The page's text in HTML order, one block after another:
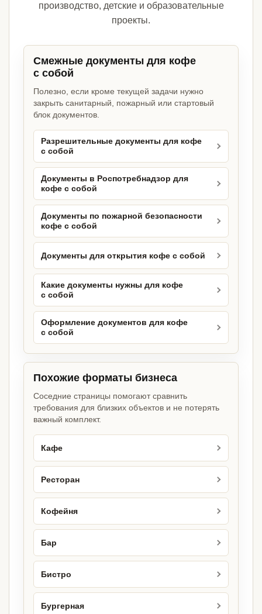
производство, детские и образовательные
проекты.
Смежные документы для кофе
с собой
Полезно, если кроме текущей задачи нужно
закрыть санитарный, пожарный или стартовый
блок документов.
Разрешительные документы для кофе
с собой
Документы в Роспотребнадзор для
кофе с собой
Документы по пожарной безопасности
кофе с собой
Документы для открытия кофе с собой
Какие документы нужны для кофе
с собой
Оформление документов для кофе
с собой
Похожие форматы бизнеса
Соседние страницы помогают сравнить
требования для близких объектов и не потерять
важный комплект.
Кафе
Ресторан
Кофейня
Бар
Бистро
Бургерная